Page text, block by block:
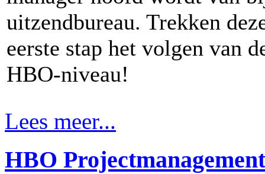
uitzendbureau. Trekken
eerste stap het volgen van
HBO-niveau!
Lees meer...
HBO Projectmanagement